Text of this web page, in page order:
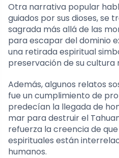
Otra narrativa popular
guiados por sus dioses, se
sagrada más allá de las
para escapar del dominio
una retirada espiritual
preservación de su cultura
Además, algunos relatos
fue un cumplimiento de
predecían la llegada de
mar para destruir el
refuerza la creencia de
espirituales están
humanos.